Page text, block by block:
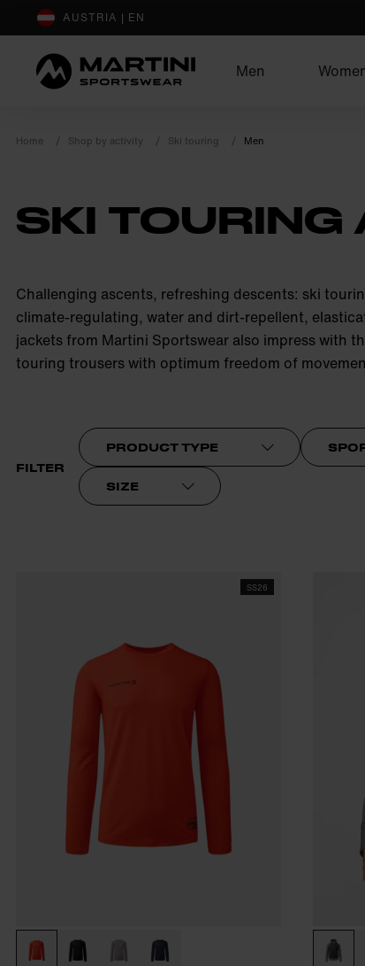
sr.Table Of Content
AUSTRIA | EN
Men
Home Shop by activity Ski touring Men
SKI TOURING
Challenging ascents, refreshing descents: ski
climate-regulating, water and dirt-repellent,
jackets from Martini Sportswear also impress with
touring trousers with optimum freedom of
FILTER
PRODUCT TYPE
SIZE
SS26